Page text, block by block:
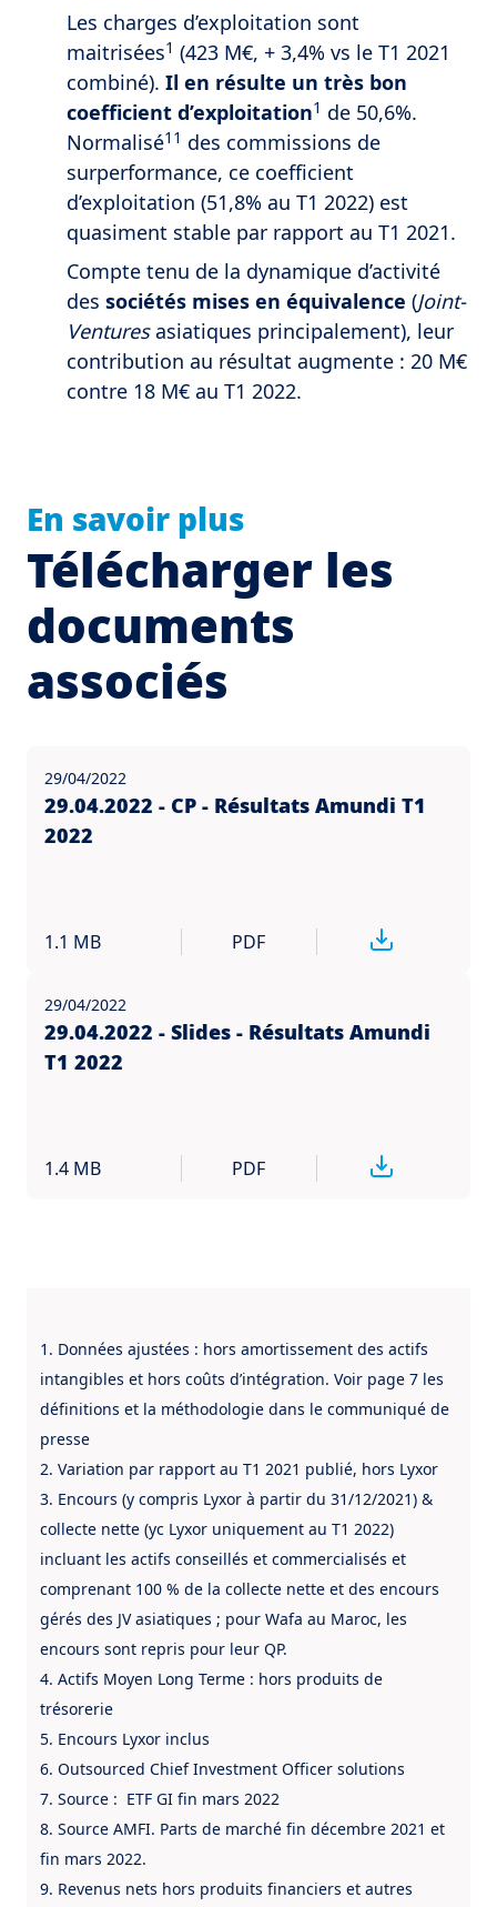
Les charges d’exploitation sont
maitrisées1 (423 M€, + 3,4% vs le T1 2021
combiné). Il en résulte un très bon
coefficient d’exploitation1 de 50,6%.
Normalisé11 des commissions de
surperformance, ce coefficient
d’exploitation (51,8% au T1 2022) est
quasiment stable par rapport au T1 2021.
Compte tenu de la dynamique d’activité
des sociétés mises en équivalence (Joint-
Venturesasiatiques principalement), leur
contribution au résultat augmente : 20 M€
contre 18 M€ au T1 2022.
En savoir plus
Télécharger les
documents
associés
29/04/2022
29.04.2022 - CP - Résultats Amundi T1
2022
1.1 MB PDF
29/04/2022
29.04.2022 - Slides - Résultats Amundi
T1 2022
1.4 MB PDF
1. Données ajustées : hors amortissement des actifs
intangibles et hors coûts d’intégration. Voir page 7 les
définitions et la méthodologie dans le communiqué de
presse
2. Variation par rapport au T1 2021 publié, hors Lyxor
3. Encours (y compris Lyxor à partir du 31/12/2021) &
collecte nette (yc Lyxor uniquement au T1 2022)
incluant les actifs conseillés et commercialisés et
comprenant 100 % de la collecte nette et des encours
gérés des JV asiatiques ; pour Wafa au Maroc, les
encours sont repris pour leur QP.
4. Actifs Moyen Long Terme : hors produits de
trésorerie
5. Encours Lyxor inclus
6. Outsourced Chief Investment Officer solutions
7. Source : ETF GI fin mars 2022
8. Source AMFI. Parts de marché fin décembre 2021 et
fin mars 2022.
9. Revenus nets hors produits financiers et autres